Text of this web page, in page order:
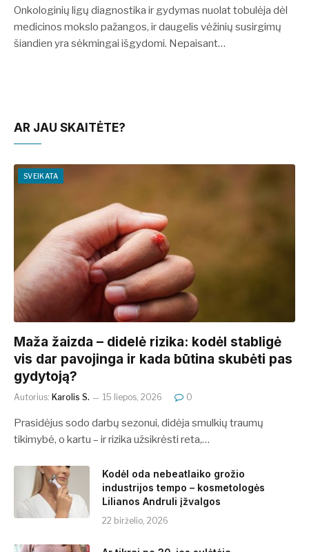
Onkologinių ligų diagnostika ir gydymas nuolat tobulėja dėl
medicinos mokslo pažangos, ir daugelis vėžinių susirgimų
šiandien yra sėkmingai išgydomi. Nepaisant…
AR JAU SKAITĖTE?
SVEIKATA
​​Maža žaizda – didelė rizika: kodėl stabligė
vis dar pavojinga ir kada būtina skubėti pas
gydytoją?
Autorius: Karolis S. 15 liepos, 2026 0
Prasidėjus sodo darbų sezonui, didėja smulkių traumų
tikimybė, o kartu – ir rizika užsikrėsti reta,…
Kodėl oda nebeatlaiko grožio
industrijos tempo – kosmetologės
Lilianos Andruli įžvalgos
22 birželio, 2026